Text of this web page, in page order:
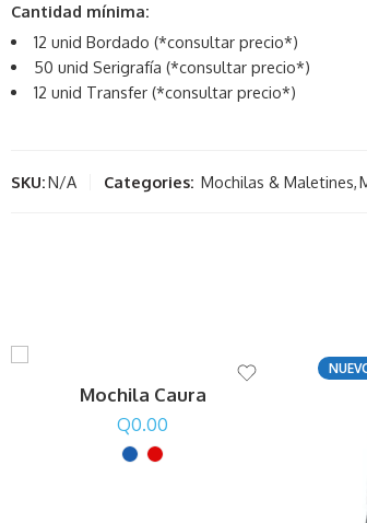
Cantidad mínima:
12 unid Bordado (*consultar precio*)
50 unid Serigrafía (*consultar precio*)
12 unid Transfer (*consultar precio*)
SKU:N/A Categories: Mochilas & Maletines,
Mochila Caura
Q0.00